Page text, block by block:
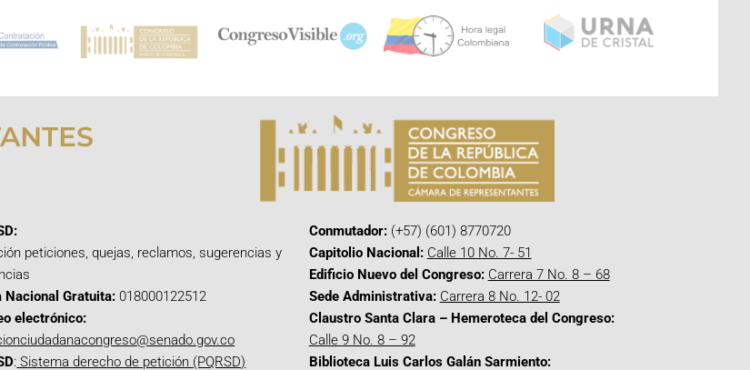
peticiones, quejas, reclamos, sugerencias y
Nacional Gratuita: 018000122512
electrónico:
: Sistema derecho de petición (PQRSD)
Conmutador:(+57) (601) 8770720
Capitolio Nacional: Calle 10 No. 7- 51
Edificio Nuevo del Congreso: Carrera 7 No. 8 – 68
Sede Administrativa: Carrera 8 No. 12- 02
Claustro Santa Clara – Hemeroteca del Congreso:
Calle 9 No. 8 – 92
Biblioteca Luis Carlos Galán Sarmiento: